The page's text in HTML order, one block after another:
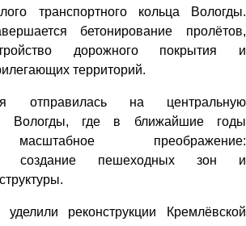
транспортного кольца Вологды.
бетонирование пролётов,
дорожного покрытия и
территорий.
отправилась на центральную
Вологды, где в ближайшие годы
преображение:
создание пешеходных зон и
реконструкции Кремлёвской